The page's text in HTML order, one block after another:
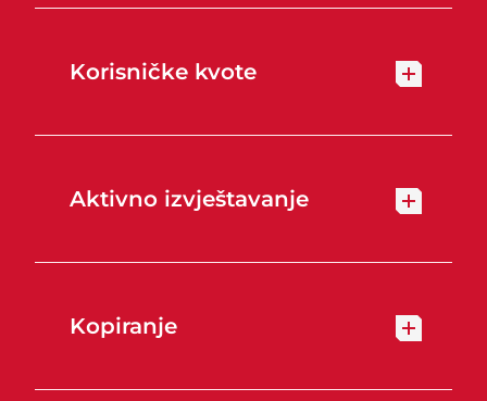
Korisničke kvote
Aktivno izvještavanje
Kopiranje